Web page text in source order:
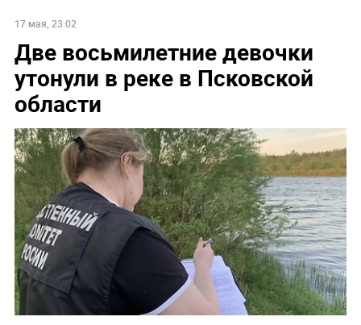
17 мая, 23:02
Две восьмилетние девочки
утонули в реке в Псковской
области